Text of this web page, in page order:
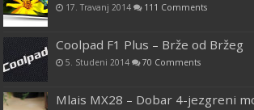
17. Travanj 2014 111 Comments
Coolpad F1 Plus – Brže od Bržeg
5. Studeni 2014 70 Comments
Mlais MX28 – Dobar 4-jezgreni